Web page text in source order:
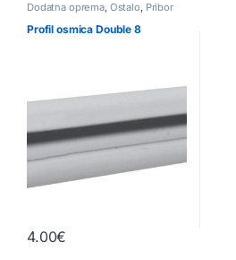
Dodatna oprema, Ostalo, Pribor
Profil osmica Double 8
4.00€